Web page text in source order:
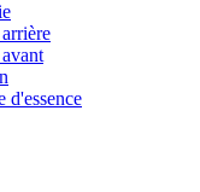
d'essence